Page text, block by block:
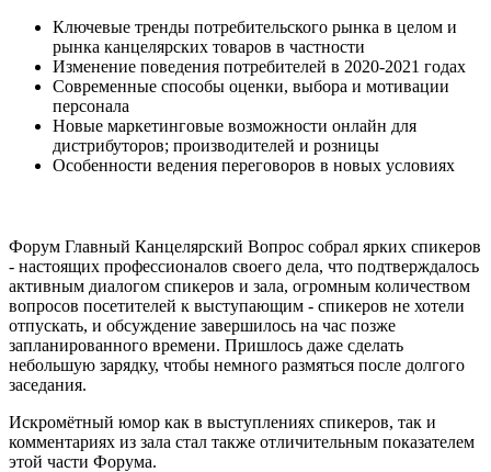
Ключевые тренды потребительского рынка в целом и
рынка канцелярских товаров в частности
Изменение поведения потребителей в 2020-2021 годах
Современные способы оценки, выбора и мотивации
персонала
Новые маркетинговые возможности онлайн для
дистрибуторов; производителей и розницы
Особенности ведения переговоров в новых условиях
Форум Главный Канцелярский Вопрос собрал ярких спикеров
- настоящих профессионалов своего дела, что подтверждалось
активным диалогом спикеров и зала, огромным количеством
вопросов посетителей к выступающим - спикеров не хотели
отпускать, и обсуждение завершилось на час позже
запланированного времени. Пришлось даже сделать
небольшую зарядку, чтобы немного размяться после долгого
заседания.
Искромётный юмор как в выступлениях спикеров, так и
комментариях из зала стал также отличительным показателем
этой части Форума.